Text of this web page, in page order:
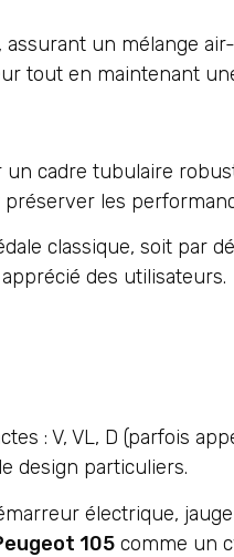
un mélange
tout en maintenant
cadre tubulaire
les
classique, soit par
des utilisateurs.
: V, VL, D (parfois
design particuliers.
électrique,
105 comme un